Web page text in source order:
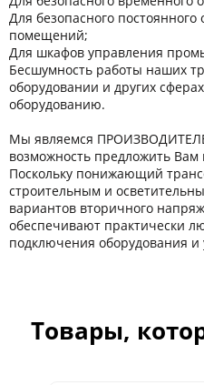
Для безопасного
помещений;
Для шкафов управления
Бесшумность работы наших
оборудовании и других
оборудованию.
Мы являемся
возможность предложить
Поскольку понижающий
строительным и
вариантов вторичного
обеспечивают практически
подключения оборудования и
Товары,